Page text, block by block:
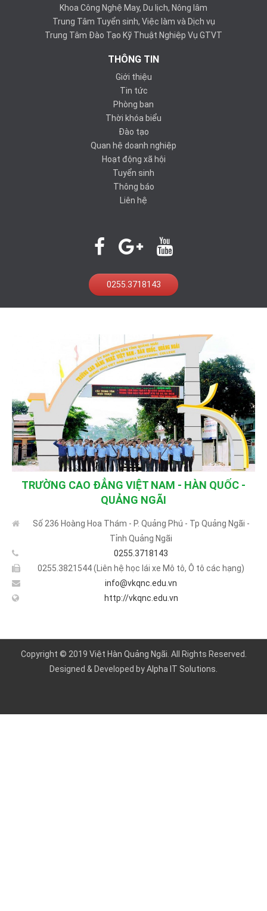
Khoa Công Nghệ May, Du lịch, Nông lâm
Trung Tâm Tuyển sinh, Việc làm và Dịch vụ
Trung Tâm Đào Tạo Kỹ Thuật Nghiệp Vụ GTVT
THÔNG TIN
Giới thiệu
Tin tức
Phòng ban
Thời khóa biểu
Đào tạo
Quan hệ doanh nghiệp
Hoạt động xã hội
Tuyển sinh
Thông báo
Liên hệ
0255.3718143
TRƯỜNG CAO ĐẲNG VIỆT NAM - HÀN QUỐC -
QUẢNG NGÃI
Số 236 Hoàng Hoa Thám - P. Quảng Phú - Tp Quảng Ngãi -
Tỉnh Quảng Ngãi
0255.3718143
0255.3821544 (Liên hệ học lái xe Mô tô, Ô tô các hạng)
info@vkqnc.edu.vn
http://vkqnc.edu.vn
Copyright © 2019 Việt Hàn Quảng Ngãi . All Rights Reserved.
Designed & Developed byAlpha IT Solutions.